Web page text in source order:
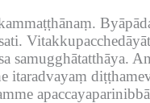
samugghātatthāya.
itaradvayaṃ